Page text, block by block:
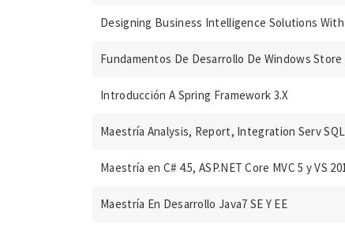
Designing Business Intelligence Solutions With
Fundamentos De Desarrollo De Windows
Introducción A Spring Framework 3.X
Maestría Analysis, Report, Integration Serv
Maestría en C# 4.5, ASP.NET Core MVC 5 y VS
Maestría En Desarrollo Java7 SE Y EE